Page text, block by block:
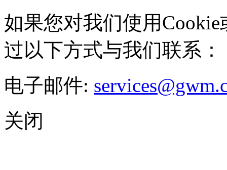
如果您对我们使用Cookie
过以下方式与我们联系：
电子邮件:
关闭